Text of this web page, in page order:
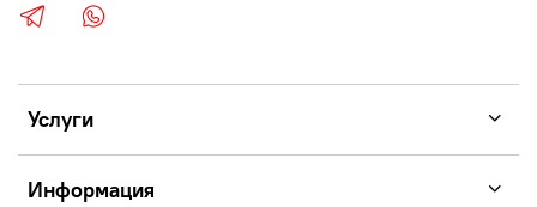
Услуги
Информация